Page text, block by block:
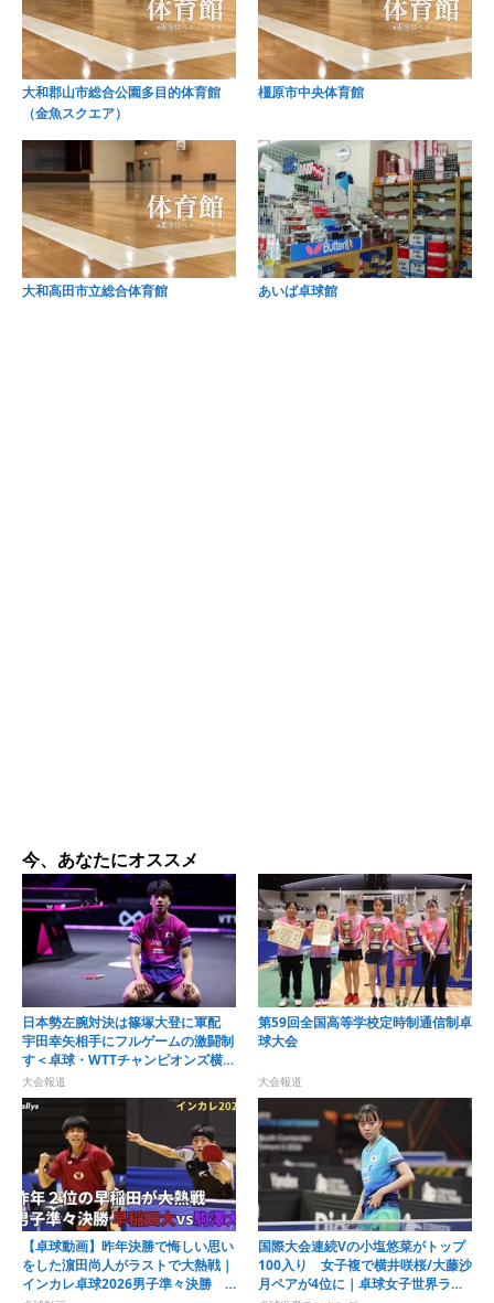
大和郡山市総合公園多目的体育館
（金魚スクエア）
橿原市中央体育館
大和高田市立総合体育館 あいば卓球館
今、あなたにオススメ
日本勢左腕対決は篠塚大登に軍配
宇田幸矢相手にフルゲームの激闘制
す＜卓球・WTTチャンピオンズ横浜
2026＞
大会報道
第59回全国高等学校定時制通信制卓
球大会
大会報道
【卓球動画】昨年決勝で悔しい思い
をした濵田尚人がラストで大熱戦｜
インカレ卓球2026男子準々決勝
国際大会連続Vの小塩悠菜がトップ
100入り 女子複で横井咲桜/大藤沙
月ペアが4位に｜卓球女子世界ラン